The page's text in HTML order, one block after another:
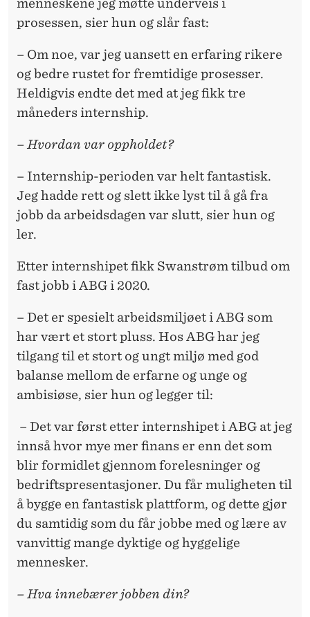
menneskene jeg møtte underveis i
prosessen, sier hun og slår fast:
– Om noe, var jeg uansett en erfaring rikere
og bedre rustet for fremtidige prosesser.
Heldigvis endte det med at jeg fikk tre
måneders internship.
– Hvordan var oppholdet?
– Internship-perioden var helt fantastisk.
Jeg hadde rett og slett ikke lyst til å gå fra
jobb da arbeidsdagen var slutt, sier hun og
ler.
Etter internshipet fikk Swanstrøm tilbud om
fast jobb i ABG i 2020.
– Det er spesielt arbeidsmiljøet i ABG som
har vært et stort pluss. Hos ABG har jeg
tilgang til et stort og ungt miljø med god
balanse mellom de erfarne og unge og
ambisiøse, sier hun og legger til:
– Det var først etter internshipet i ABG at jeg
innså hvor mye mer finans er enn det som
blir formidlet gjennom forelesninger og
bedriftspresentasjoner. Du får muligheten til
å bygge en fantastisk plattform, og dette gjør
du samtidig som du får jobbe med og lære av
vanvittig mange dyktige og hyggelige
mennesker.
– Hva innebærer jobben din?